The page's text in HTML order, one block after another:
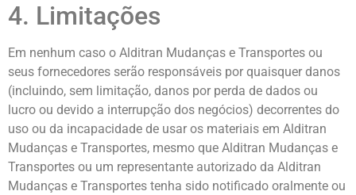
4. Limitações
Em nenhum caso o Alditran Mudanças e Transportes ou
seus fornecedores serão responsáveis ​​por quaisquer danos
(incluindo, sem limitação, danos por perda de dados ou
lucro ou devido a interrupção dos negócios) decorrentes do
uso ou da incapacidade de usar os materiais em Alditran
Mudanças e Transportes, mesmo que Alditran Mudanças e
Transportes ou um representante autorizado da Alditran
Mudanças e Transportes tenha sido notificado oralmente ou